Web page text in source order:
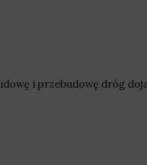
i przebudowę dróg